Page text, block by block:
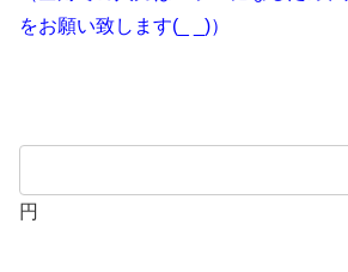
をお願い致します(_ _)）
円